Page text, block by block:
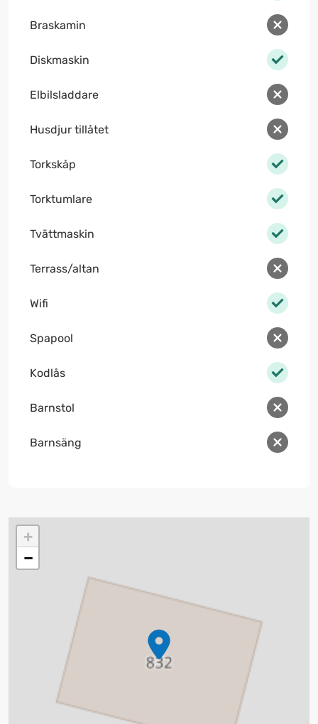
Braskamin
Diskmaskin
Elbilsladdare
Husdjur tillåtet
Torkskåp
Torktumlare
Tvättmaskin
Terrass/altan
Wifi
Spapool
Kodlås
Barnstol
Barnsäng
+
−